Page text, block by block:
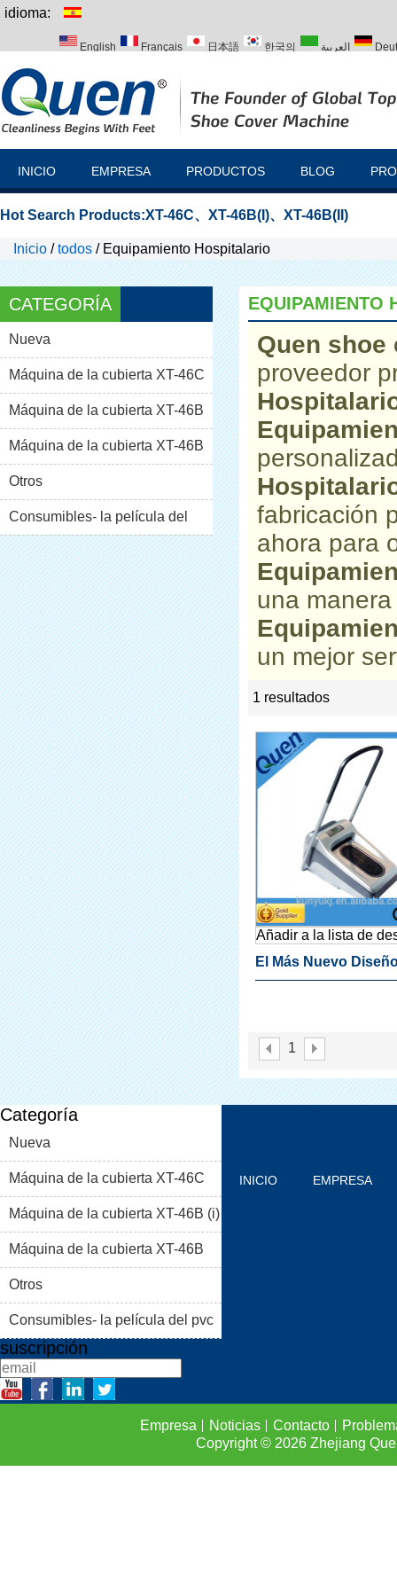
idioma:
English Français 日本語 한국의 العربية
INICIO EMPRESA PRODUCTOS BLOG
Hot Search Products:XT-46C、 XT-46B(I)、 XT-46B(II)
Inicio /todos / Equipamiento Hospitalario
CATEGORÍA
Nueva
Máquina de la cubierta XT-46C
Máquina de la cubierta XT-46B
(i)Máquina de la cubierta XT-46B
(II)
Otros
Consumibles- la película del
pvc
EQUIPAMIENTO
Quen
proveedor
fabricación
ahora para
una
un mejor
1 resultados
Añadir a la lista de
El Más Nuevo
1
Categoría
Nueva
Máquina de la cubierta XT-46C
Máquina de la cubierta XT-46B (i)
Máquina de la cubierta XT-46B
(II)
Otros
Consumibles- la película del pvc
suscripción
INICIO EMPRESA
Empresa Noticias Contacto
Copyright © 2026Zhejiang